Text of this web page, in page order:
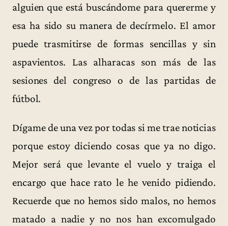
alguien que está buscándome para quererme y
esa ha sido su manera de decírmelo. El amor
puede trasmitirse de formas sencillas y sin
aspavientos. Las alharacas son más de las
sesiones del congreso o de las partidas de
fútbol.
Dígame de una vez por todas si me trae noticias
porque estoy diciendo cosas que ya no digo.
Mejor será que levante el vuelo y traiga el
encargo que hace rato le he venido pidiendo.
Recuerde que no hemos sido malos, no hemos
matado a nadie y no nos han excomulgado